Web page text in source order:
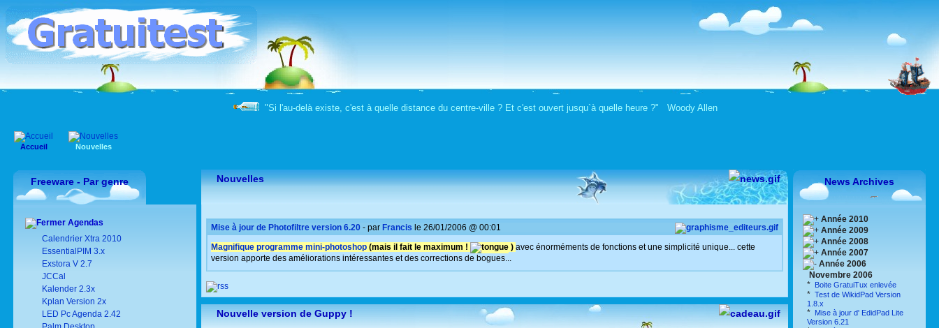
"Si l'au-delà existe, c'est à quelle distance du centre-ville ? Et c'est ouvert jusqu`à quelle heure ?" Woody Allen
Accueil Nouvelles
Freeware - Par genre
Agendas
Calendrier Xtra 2010
EssentialPIM 3.x
Exstora V 2.7
JCCal
Kalender 2.3x
Kplan Version 2x
LED Pc Agenda 2.42
Nouvelles
Mise à jour de Photofiltre version 6.20 - par Francis le 26/01/2006 @ 00:01
Magnifique programme mini-photoshop (mais il fait le maximum ! ) avec énorméments de fonctions et une simplicité unique... cette
version apporte des améliorations intéressantes et des corrections de bogues...
Nouvelle version de Guppy !
News Archives
Année 2010
Année 2009
Année 2008
Année 2007
Année 2006
Novembre 2006
* Boite GratuiTux enlevée
* Test de WikidPad Version
1.8.x
* Mise à jour d' EdidPad Lite
Version 6.21